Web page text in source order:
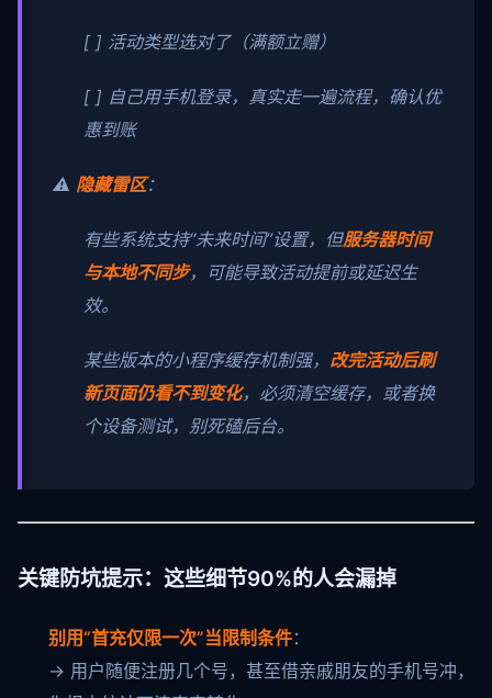
[ ] 活动类型选对了（满额立赠）
[ ] 自己用手机登录，真实走一遍流程，确认优
惠到账
⚠️ 隐藏雷区：
有些系统支持“未来时间”设置，但服务器时间
与本地不同步，可能导致活动提前或延迟生
效。
某些版本的小程序缓存机制强， 改完活动后刷
新页面仍看不到变化，必须清空缓存，或者换
个设备测试，别死磕后台。
关键防坑提示：这些细节90%的人会漏掉
别用“首充仅限一次”当限制条件：
→ 用户随便注册几个号，甚至借亲戚朋友的手机号冲，